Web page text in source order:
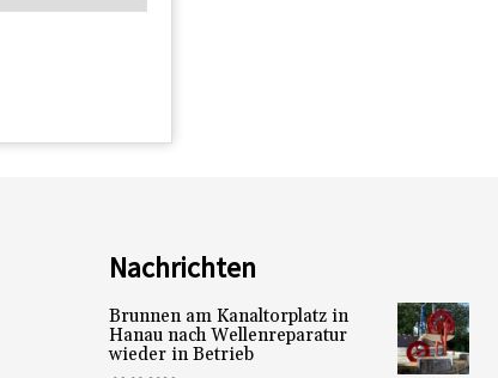
Nachrichten
Brunnen am Kanaltorplatz in
Hanau nach Wellenreparatur
wieder in Betrieb